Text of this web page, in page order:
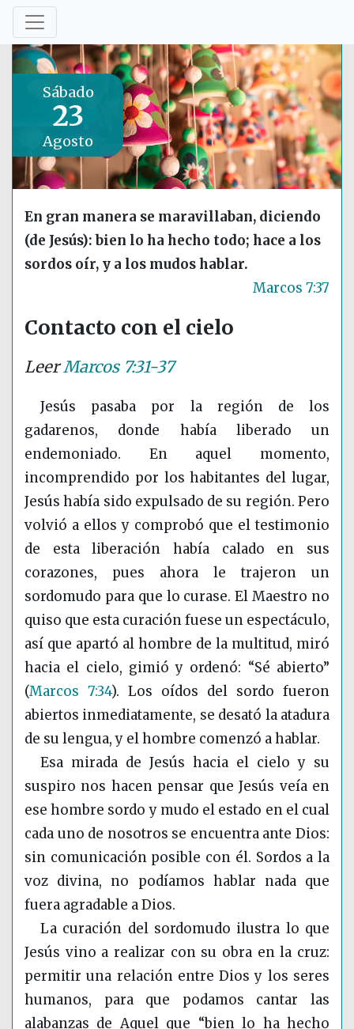
Sábado
23
Agosto
En gran manera se maravillaban, diciendo
(de Jesús): bien lo ha hecho todo; hace a los
sordos oír, y a los mudos hablar.
Marcos 7:37
Contacto con el cielo
LeerMarcos 7:31-37
Jesús pasaba por la región de los
gadarenos, donde había liberado un
endemoniado. En aquel momento,
incomprendido por los habitantes del lugar,
Jesús había sido expulsado de su región. Pero
volvió a ellos y comprobó que el testimonio
de esta liberación había calado en sus
corazones, pues ahora le trajeron un
sordomudo para que lo curase. El Maestro no
quiso que esta curación fuese un espectáculo,
así que apartó al hombre de la multitud, miró
hacia el cielo, gimió y ordenó: “Sé abierto”
(Marcos 7:34). Los oídos del sordo fueron
abiertos inmediatamente, se desató la atadura
de su lengua, y el hombre comenzó a hablar.
Esa mirada de Jesús hacia el cielo y su
suspiro nos hacen pensar que Jesús veía en
ese hombre sordo y mudo el estado en el cual
cada uno de nosotros se encuentra ante Dios:
sin comunicación posible con él. Sordos a la
voz divina, no podíamos hablar nada que
fuera agradable a Dios.
La curación del sordomudo ilustra lo que
Jesús vino a realizar con su obra en la cruz:
permitir una relación entre Dios y los seres
humanos, para que podamos cantar las
alabanzas de Aquel que “bien lo ha hecho